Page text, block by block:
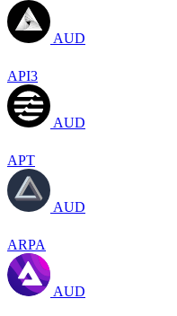
AUD
API3
AUD
APT
AUD
ARPA
AUD